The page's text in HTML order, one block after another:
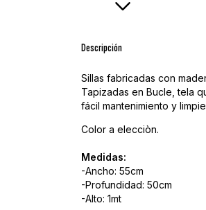
Descripción
Sillas fabricadas con
Tapizadas en Bucle, tela
fácil mantenimiento y
Color a elecciòn.
Medidas:
-Ancho: 55cm
-Profundidad: 50cm
-Alto: 1mt